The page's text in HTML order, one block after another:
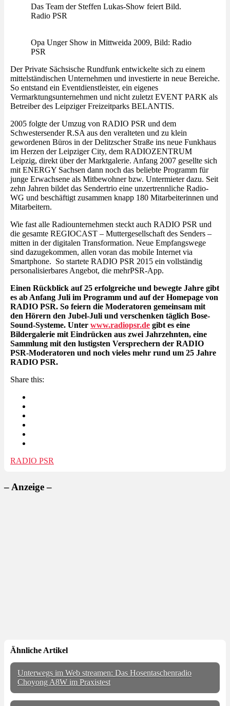
Das Team der Steffen Lukas-Show feiert Bild.
Radio PSR
Opa Unger Show in Mittweida 2009, Bild: Radio
PSR
Der Private Sächsische Rundfunk entwickelte sich zu einem
mittelständischen Unternehmen und investierte in neue Bereiche.
So entstand ein Eventdienstleister, ein eigenes
Vermarktungsunternehmen und nicht zuletzt EVENT PARK als
Betreiber des Leipziger Freizeitparks BELANTIS.
2005 folgte der Umzug von RADIO PSR und dem
Schwestersender R.SA aus den veralteten und zu klein
gewordenen Büros in der Delitzscher Straße ins neue Funkhaus
im Herzen der Leipziger City, dem RADIOZENTRUM
Leipzig, direkt über der Marktgalerie. Anfang 2007 gesellte sich
mit ENERGY Sachsen dann noch das beliebte Programm für
junge Erwachsene als Mitbewohner bzw. Untermieter dazu. Seit
zehn Jahren bildet das Sendertrio eine unzertrennliche Radio-
WG und beschäftigt zusammen knapp 180 Mitarbeiterinnen und
Mitarbeitern.
Wie fast alle Radiounternehmen steckt auch RADIO PSR und
die gesamte REGIOCAST – Muttergesellschaft des Senders –
mitten in der digitalen Transformation. Neue Empfangswege
sind dazugekommen, allen voran das mobile Internet via
Smartphone. So startete RADIO PSR 2015 ein vollständig
personalisierbares Angebot, die mehrPSR-App.
Einen Rückblick auf 25 erfolgreiche und bewegte Jahre gibt
es ab Anfang Juli im Programm und auf der Homepage von
RADIO PSR. So feiern die Moderatoren gemeinsam mit
den Hörern den Jubel-Juli und verschenken täglich Bose-
Sound-Systeme. Unter www.radiopsr.de gibt es eine
Bildergalerie mit Eindrücken aus zwei Jahrzehnten, eine
Sammlung mit den lustigsten Versprechern der RADIO
PSR-Moderatoren und noch vieles mehr rund um 25 Jahre
RADIO PSR.
Share this:
RADIO PSR
– Anzeige –
Ähnliche Artikel
Unterwegs im Web streamen: Das Hosentaschenradio
Choyong A8W im Praxistest